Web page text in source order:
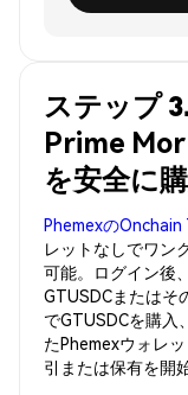
ステップ
Prime
を安全に
Phemexの
レットなしでワン
可能。ログイン後、
GTUSDCまたはそ
でGTUSDCを購入
たPhemexウォレ
引または保有を開